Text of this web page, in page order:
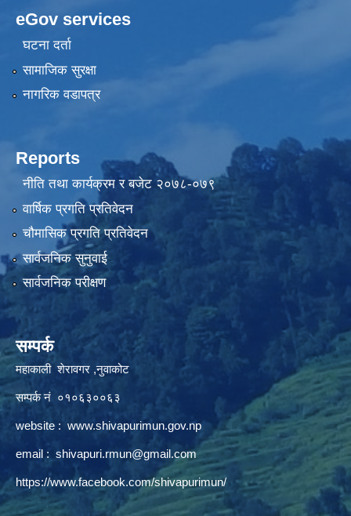
eGov services
घटना दर्ता
सामाजिक सुरक्षा
नागरिक वडापत्र
Reports
नीति तथा कार्यक्रम र बजेट २०७८-०७९
वार्षिक प्रगति प्रतिवेदन
चौमासिक प्रगति प्रतिवेदन
सार्वजनिक सुनुवाई
सार्वजनिक परीक्षण
सम्पर्क
महाकाली शेरावगर ,नुवाकोट
सम्पर्क नं ०१०६३००६३
website : www.shivapurimun.gov.np
email : shivapuri.rmun@gmail.com
https://www.facebook.com/shivapurimun/